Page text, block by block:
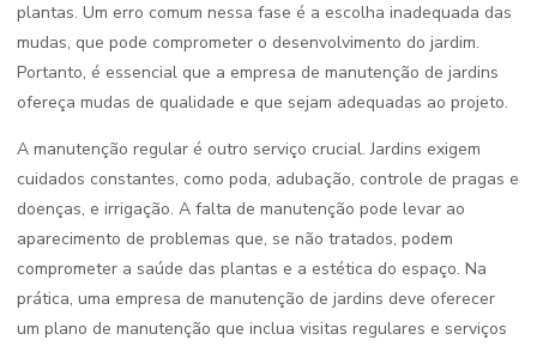
plantas. Um erro comum nessa fase é a escolha inadequada das
mudas, que pode comprometer o desenvolvimento do jardim.
Portanto, é essencial que a empresa de manutenção de jardins
ofereça mudas de qualidade e que sejam adequadas ao projeto.
A manutenção regular é outro serviço crucial. Jardins exigem
cuidados constantes, como poda, adubação, controle de pragas e
doenças, e irrigação. A falta de manutenção pode levar ao
aparecimento de problemas que, se não tratados, podem
comprometer a saúde das plantas e a estética do espaço. Na
prática, uma empresa de manutenção de jardins deve oferecer
um plano de manutenção que inclua visitas regulares e serviços